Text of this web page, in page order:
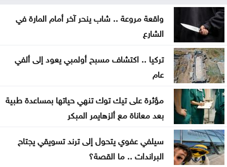
الأمم المتحدة: داعش ما يزال يهدد السلم والأمن
الدوليين
تحذيرات أمنية في كولومبيا من هجمات إرهابية أثناء
مراسم التنصيب
أجواء صيفية مستقرة حتى الأحد مع تراجع تأثير الكتلة
الحارة
سماع دوي انفجارين في مضيق هرمز أثناء عبور ناقلة
مقتل جنديين إسرائيليين في جنوب لبنان
واقعة مروعة .. شاب ينحر آخر أمام المارة في
الشارع
تركيا .. اكتشاف مسبح أولمبي يعود إلى ألفي
عام
مؤثرة على تيك توك تنهي حياتها بمساعدة طبية
بعد معاناة مع ألزهايمر المبكر
سيلفي عفوي يتحول إلى ترند تسويقي يجتاح
البراندات .. ما القصة؟